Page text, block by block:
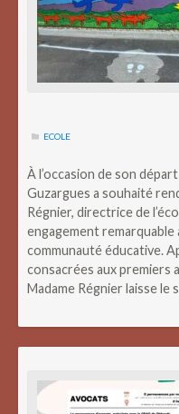
ECOLE
À l’occasion de son
Guzargues a souhaité
Régnier, directrice de
engagement
communauté éducative.
consacrées aux premiers
Madame Régnier laisse le